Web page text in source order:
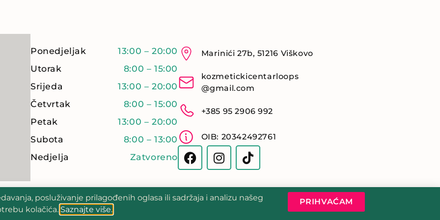
Ponedjeljak
Utorak
Srijeda
Četvrtak
Petak
Subota
Nedjelja
13:00 – 20:00
8:00 – 15:00
13:00 – 20:00
8:00 – 15:00
13:00 – 20:00
8:00 – 13:00
Zatvoreno
Marinići 27b, 51216 Viškovo
kozmetickicentarloops
@gmail.com
+385 95 2906 992
OIB: 20342492761
posluživanje prilagođenih oglasa ili sadržaja i analizu našeg
kolačića. Saznajte više.
PRIHVAĆAM